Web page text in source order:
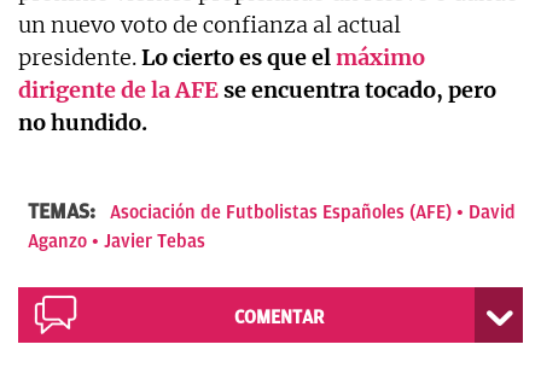
un nuevo voto de confianza al actual
presidente.Lo cierto es que elmáximo
dirigente de la AFEse encuentra tocado, pero
no hundido.
TEMAS: Asociación de Futbolistas Españoles (AFE)
David
Aganzo
Javier Tebas
COMENTAR